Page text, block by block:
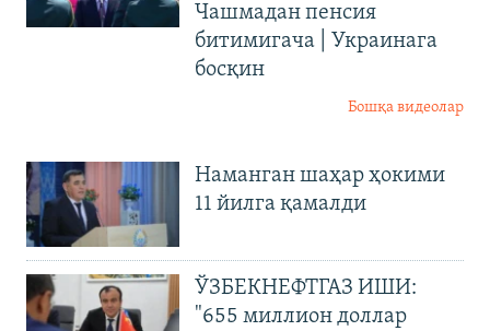
Чашмадан пенсия
битимигача | Украинага
босқин
Бошқа видеолар
Наманган шаҳар ҳокими
11 йилга қамалди
ЎЗБЕКНЕФТГАЗ ИШИ:
"655 миллион доллар